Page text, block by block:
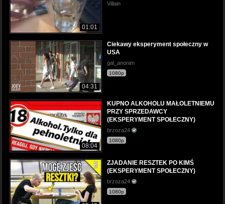
01:01
Villain
04:31
Ciekawy eksperyment społeczny w
USA
gal_anonim
1080p
08:04
KUPNO ALKOHOLU MAŁOLETNIEMU
PRZY SPRZEDAWCY
(EKSPERYMENT SPOŁECZNY)
brzoza24
1080p
ZJADANIE RESZTEK PO KIMŚ
(EKSPERYMENT SPOŁECZNY)
brzoza24
1080p